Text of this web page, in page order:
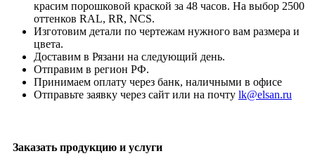
красим порошковой краской за 48 часов. На выбор 2500
оттенков RAL, RR, NCS.
Изготовим детали по чертежам нужного вам размера и
цвета.
Доставим в Рязани на следующий день.
Отправим в регион РФ.
Принимаем оплату через банк, наличными в офисе
Отправьте заявку через сайт или на почту lk@elsan.ru
Заказать продукцию и услуги